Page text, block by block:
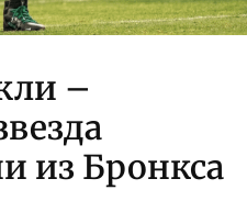
–
из Бронкса